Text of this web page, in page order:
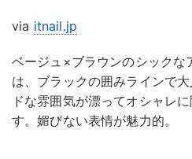
via itnail.jp
ベージュ×ブラウンのシックな
は、ブラックの囲みラインで
ドな雰囲気が漂ってオシャレ
す。媚びない表情が魅力的。